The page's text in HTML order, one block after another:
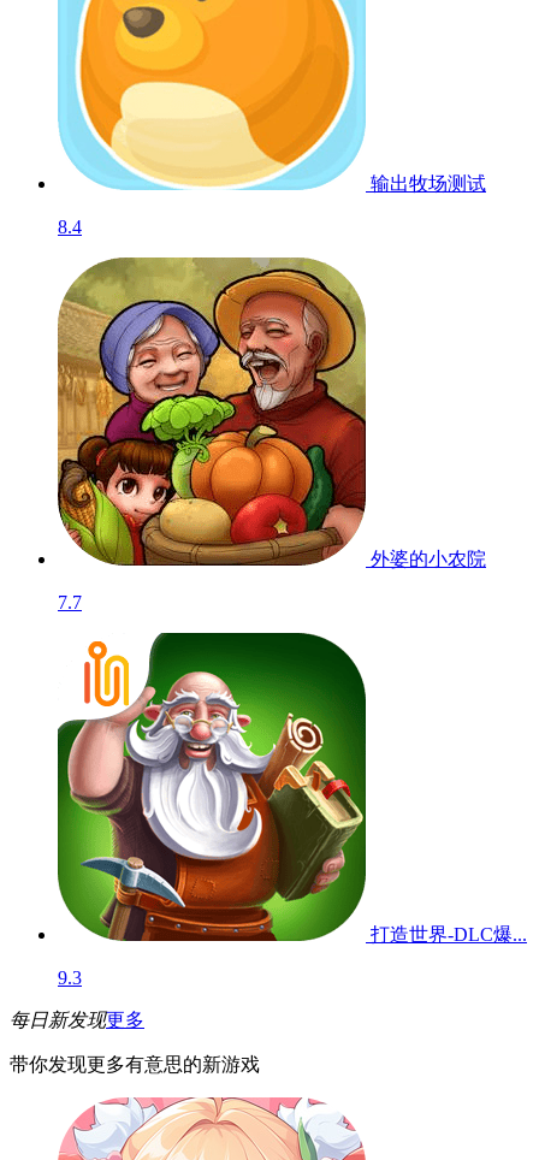
输出牧场测试
8.4
外婆的小农院
7.7
打造世界-DLC爆...
9.3
每日新发现更多
带你发现更多有意思的新游戏